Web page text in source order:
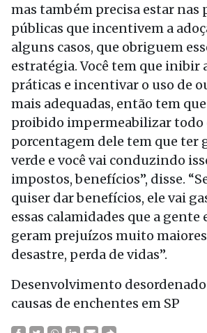
mas também precisa estar nas
públicas que incentivem a
alguns casos, que obriguem
estratégia. Você tem que inibir
práticas e incentivar o uso de
mais adequadas, então tem que
proibido impermeabilizar todo
porcentagem dele tem que ter
verde e você vai conduzindo
impostos, benefícios”, disse.
quiser dar benefícios, ele vai
essas calamidades que a gente
geram prejuízos muito maiores
desastre, perda de vidas”.
Desenvolvimento desordenado
causas de enchentes em SP